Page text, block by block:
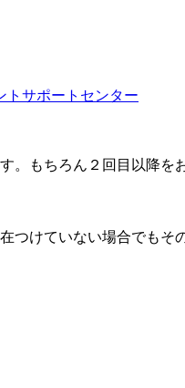
もちろん２回目以降
けていない場合でもそ